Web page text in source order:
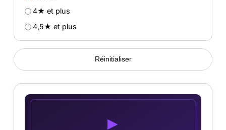
4★ et plus
4,5★ et plus
Réinitialiser